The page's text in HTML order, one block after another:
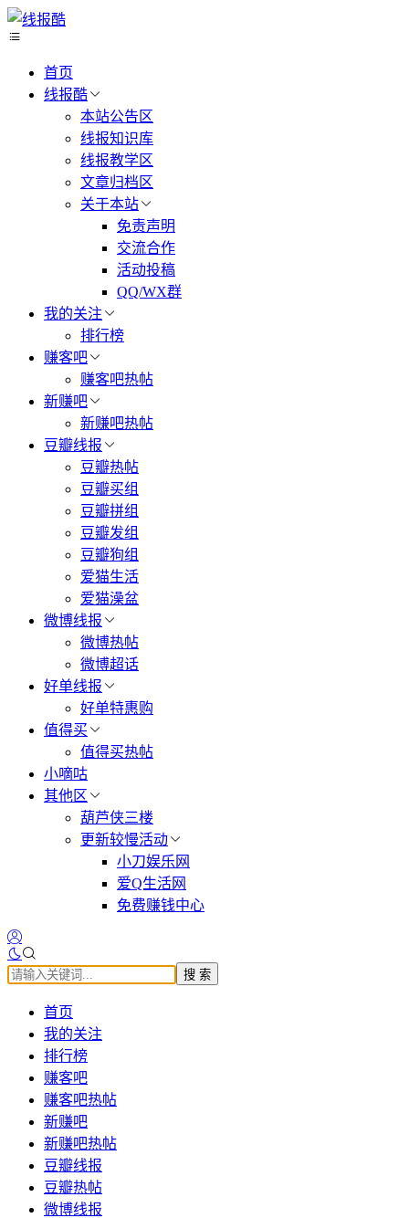
首页
线报酷
本站公告区
线报知识库
线报教学区
文章归档区
关于本站
免责声明
交流合作
活动投稿
QQ/WX群
我的关注
排行榜
赚客吧
赚客吧热帖
新赚吧
新赚吧热帖
豆瓣线报
豆瓣热帖
豆瓣买组
豆瓣拼组
豆瓣发组
豆瓣狗组
爱猫生活
爱猫澡盆
微博线报
微博热帖
微博超话
好单线报
好单特惠购
值得买
值得买热帖
小嘀咕
其他区
葫芦侠三楼
更新较慢活动
小刀娱乐网
爱Q生活网
免费赚钱中心
搜 索
首页
我的关注
排行榜
赚客吧
赚客吧热帖
新赚吧
新赚吧热帖
豆瓣线报
豆瓣热帖
微博线报